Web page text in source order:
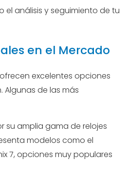
el análisis y seguimiento de tu
en el Mercado
excelentes opciones
Algunas de las más
su amplia gama de relojes
modelos como el
7, opciones muy populares